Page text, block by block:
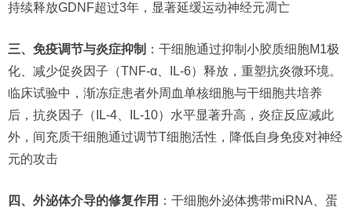
持续释放GDNF超过3年，显著延缓运动神经元凋亡
三、免疫调节与炎症抑制 ：干细胞通过抑制小胶质细胞M1极
化、减少促炎因子（TNF-α、IL-6）释放，重塑抗炎微环境。
临床试验中，渐冻症患者外周血单核细胞与干细胞共培养
后，抗炎因子（IL-4、IL-10）水平显著升高，炎症反应减此
外，间充质干细胞通过调节T细胞活性，降低自身免疫对神经
元的攻击
四、外泌体介导的修复作用 ：干细胞外泌体携带miRNA、蛋